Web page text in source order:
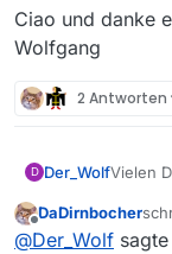
Ciao und danke
Wolfgang
2 Antworten
D Der_WolfVielen
@
Offline
DaDirnbocher
@Der_Wolf